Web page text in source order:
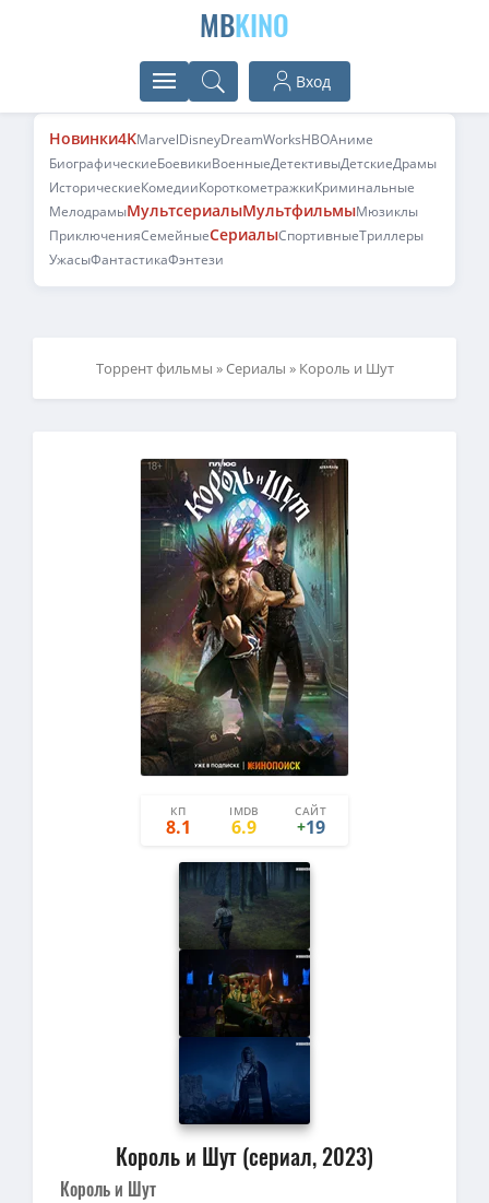
MBKINO
Вход
Новинки4KMarvelDisneyDreamWorksHBOАниме
БиографическиеБоевикиВоенныеДетективыДетскиеДрамы
ИсторическиеКомедииКороткометражкиКриминальные
МелодрамыМультсериалыМультфильмыМюзиклы
ПриключенияСемейныеСериалыСпортивныеТриллеры
УжасыФантастикаФэнтези
Торрент фильмы »Сериалы » Король и Шут
КП
8.1
IMDB
6.9
САЙТ
15.5
+19
Король и Шут (сериал, 2023)
Король и Шут